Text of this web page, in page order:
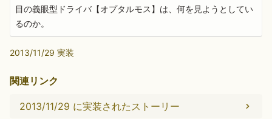
目の義眼型ドライバ【オプタルモス】は、何を見ようとしてい
るのか。
2013/11/29 実装
関連リンク
2013/11/29 に実装されたストーリー